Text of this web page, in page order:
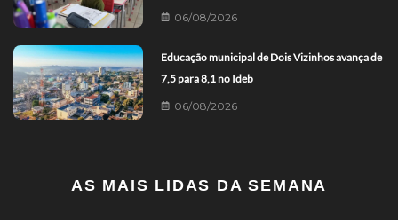
06/08/2026
Educação municipal de Dois Vizinhos avança de
7,5 para 8,1 no Ideb
06/08/2026
AS MAIS LIDAS DA SEMANA